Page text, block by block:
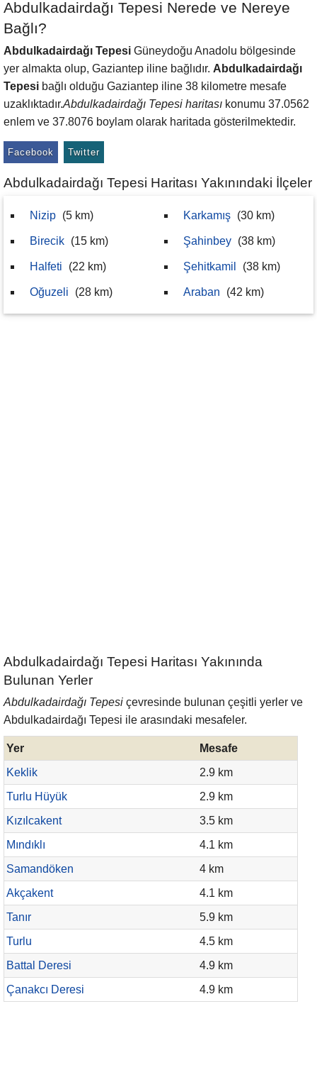
Abdulkadairdağı Tepesi Nerede ve Nereye
Bağlı?
Abdulkadairdağı Tepesi Güneydoğu Anadolu bölgesinde
yer almakta olup, Gaziantep iline bağlıdır. Abdulkadairdağı
Tepesi bağlı olduğu Gaziantep iline 38 kilometre mesafe
uzaklıktadır.Abdulkadairdağı Tepesi haritası konumu 37.0562
enlem ve 37.8076 boylam olarak haritada gösterilmektedir.
Facebook Twitter
Abdulkadairdağı Tepesi Haritası Yakınındaki İlçeler
Nizip (5 km)
Birecik (15 km)
Halfeti (22 km)
Oğuzeli (28 km)
Karkamış (30 km)
Şahinbey (38 km)
Şehitkamil (38 km)
Araban (42 km)
Abdulkadairdağı Tepesi Haritası Yakınında
Bulunan Yerler
Abdulkadairdağı Tepesi çevresinde bulunan çeşitli yerler ve
Abdulkadairdağı Tepesi ile arasındaki mesafeler.
Yer
Mesafe
Keklik
2.9 km
Turlu Hüyük
2.9 km
Kızılcakent
3.5 km
Mındıklı
4.1 km
Samandöken
4 km
Akçakent
4.1 km
Tanır
5.9 km
Turlu
4.5 km
Battal Deresi
4.9 km
Çanakcı Deresi
4.9 km